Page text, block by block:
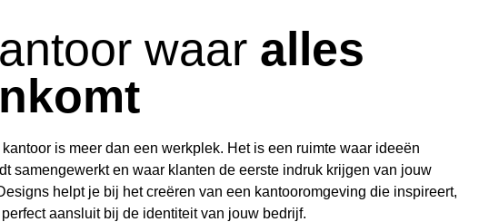
waar alles
is meer dan een werkplek. Het is een ruimte waar ideeën
samengewerkt en waar klanten de eerste indruk krijgen van jouw
helpt je bij het creëren van een kantooromgeving die inspireert,
aansluit bij de identiteit van jouw bedrijf.